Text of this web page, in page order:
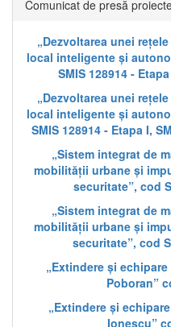
Comunicat de presă
„Dezvoltarea unei
local inteligente și
SMIS 128914 -
„Dezvoltarea unei
local inteligente și
SMIS 128914 - Etapa I,
„Sistem integrat de
mobilității urbane și
securitate”, cod
„Sistem integrat de
mobilității urbane și
securitate”, cod
„Extindere și
Poboran”
„Extindere și
Ionescu”